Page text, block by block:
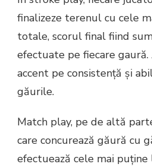
finalizeze terenul cu cele
totale, scorul final fiind
efectuate pe fiecare
accent pe consistență și
găurile.
Match play, pe de altă
care concurează găură cu
efectuează cele mai